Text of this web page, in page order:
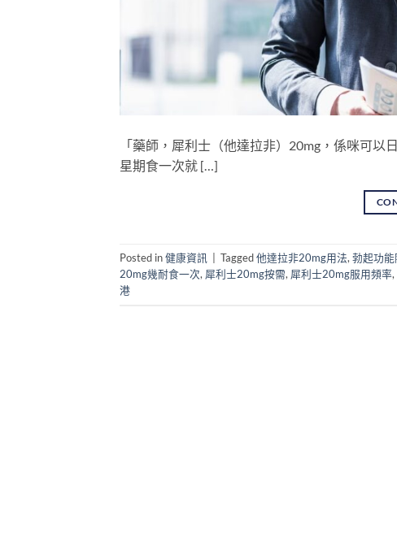
「藥師，犀利士（他達拉非）20mg，係咪可
星期食一次就 […]
Posted in健康資訊 Tagged他達拉非20mg用法, 勃起功
20mg幾耐食一次, 犀利士20mg按需, 犀利士20mg服用頻率,
港